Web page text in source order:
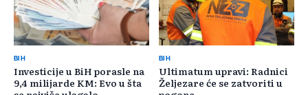
BIH
Investicije u BiH porasle na
9,4 milijarde KM: Evo u šta
BIH
Ultimatum upravi: Radnici
Željezare će se zatvoriti u